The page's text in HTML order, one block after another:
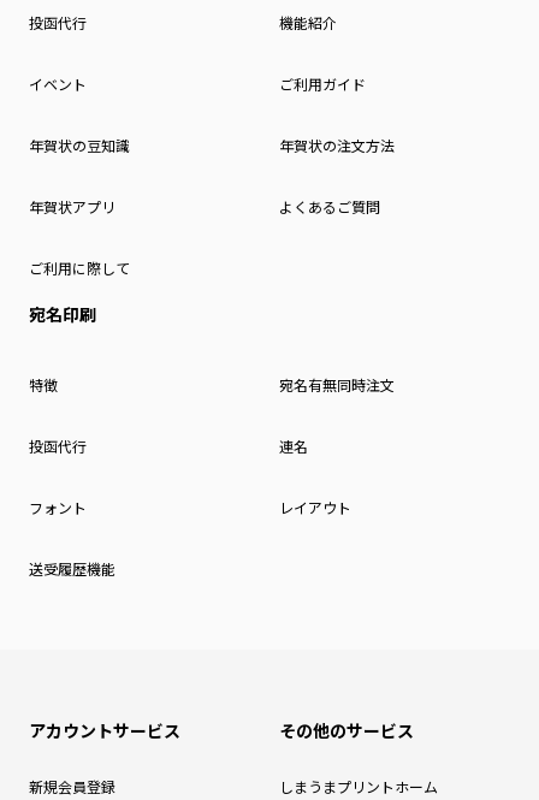
投函代行 機能紹介
イベント ご利用ガイド
年賀状の豆知識 年賀状の注文方法
年賀状アプリ よくあるご質問
ご利用に際して
宛名印刷
特徴 宛名有無同時注文
投函代行 連名
フォント レイアウト
送受履歴機能
アカウントサービス
新規会員登録
その他のサービス
しまうまプリントホーム